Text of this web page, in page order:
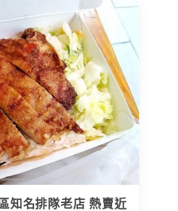
知名排隊老店 熱賣近